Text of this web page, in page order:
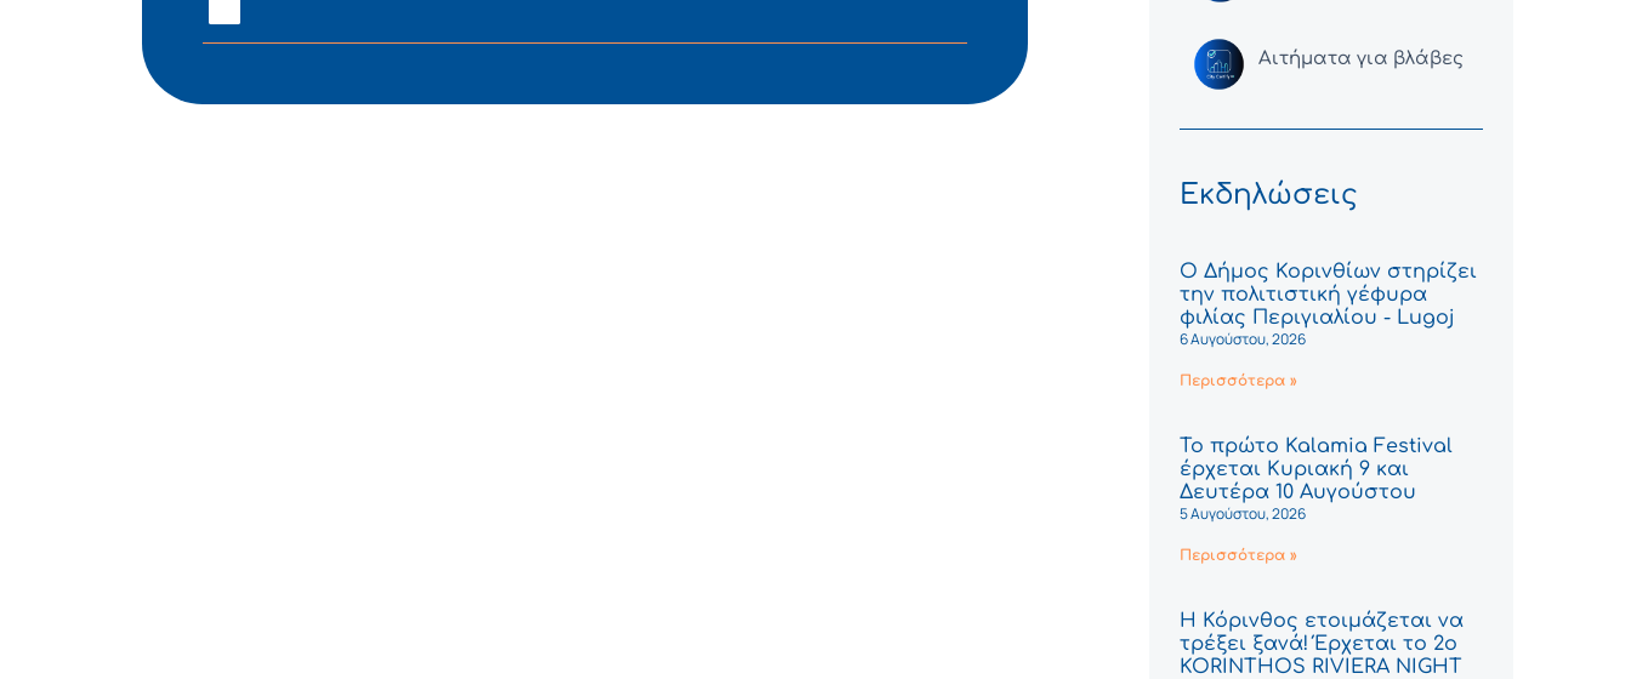
Αιτήματα για βλάβες
Εκδηλώσεις
Ο Δήμος Κορινθίων στηρίζει
την πολιτιστική γέφυρα
φιλίας Περιγιαλίου - Lugoj
6 Αυγούστου, 2026
Περισσότερα »
Το πρώτο Kalamia Festival
έρχεται Κυριακή 9 και
Δευτέρα 10 Αυγούστου
5 Αυγούστου, 2026
Περισσότερα »
Η Κόρινθος ετοιμάζεται να
τρέξει ξανά! Έρχεται το 2ο
KORINTHOS RIVIERA NIGHT